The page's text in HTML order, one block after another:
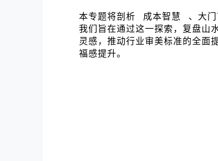
本专题将剖析
成本智慧
、大
我们旨在通过这一探索，复盘山
灵感，推动行业审美标准的全面
福感提升。